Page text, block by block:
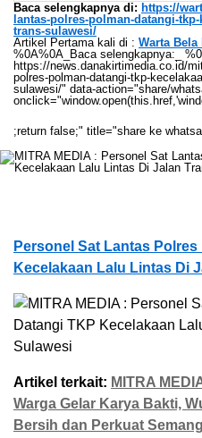
Baca selengkapnya di: https://
lantas-polres-polman-datangi-
trans-sulawesi/
Artikel Pertama kali di : Warta Bela
%0A%0A_Baca selengkapnya:_
https://news.danakirtimedia.co.id/
polres-polman-datangi-tkp-
sulawesi/" data-action="share/
;return false;" title="share ke
Personel Sat Lantas
Kecelakaan Lalu Lintas Di
Artikel terkait: MITRA
Warga Gelar Karya Bakti,
Bersih dan Perkuat